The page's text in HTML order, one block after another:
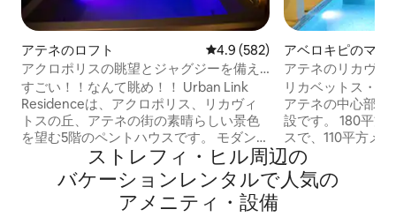
アテネのロフト レビュー582件、5つ星中4.9つ
4.9 (582)
アクロポリスの眺望とジャグジーを備え
た、くつろげるペントハウス
すごい！！なんて眺め！！ Urban Link
Residenceは、アクロポリス、リカヴィ
トスの丘、アテネの街の素晴らしい景色
を望む5階のペントハウスです。 モダンな
デザインの完璧なロケーションにある、
本当にユニークな空間です！ 無料のワイ
ンをお楽しみください。ご滞在を楽しく
快適にしましょう。 忙しい1日の散策の後
アベロキピのマン
アパート
アテネのリカヴィ
園とプール付きペ
リカベットス・
アテネの中心部に
設です。 180平方メートルのペントハウ
スで、110平方メ
庭園と30平方メ
ルがペントハウス
す。ペントハウス
ストレフィ・ヒル⁠周⁠辺⁠の
バ⁠ケ⁠ー⁠シ⁠ョ⁠ン⁠レ⁠ン⁠タ⁠ル⁠で人⁠気⁠の
ア⁠メ⁠ニ⁠テ⁠ィ⁠・⁠設⁠備